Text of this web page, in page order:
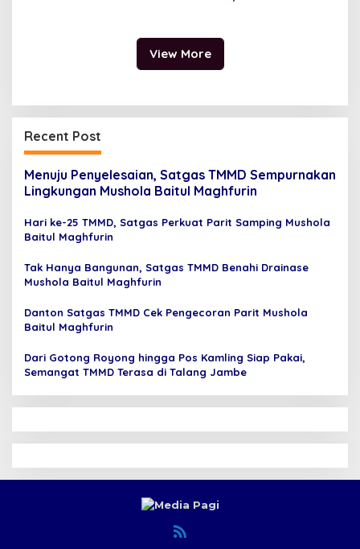
View More
Recent Post
Menuju Penyelesaian, Satgas TMMD Sempurnakan
Lingkungan Mushola Baitul Maghfurin
Hari ke-25 TMMD, Satgas Perkuat Parit Samping Mushola
Baitul Maghfurin
Tak Hanya Bangunan, Satgas TMMD Benahi Drainase
Mushola Baitul Maghfurin
Danton Satgas TMMD Cek Pengecoran Parit Mushola
Baitul Maghfurin
Dari Gotong Royong hingga Pos Kamling Siap Pakai,
Semangat TMMD Terasa di Talang Jambe